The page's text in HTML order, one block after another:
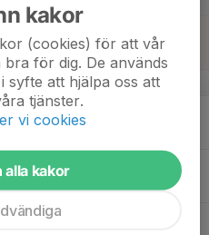
v.4
kakor
(cookies) för att vår
för dig. De används
syfte att hjälpa oss att
tjänster.
vi cookies
alla kakor